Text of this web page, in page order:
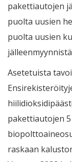
pakettiautojen
puolta uusien
puolta uusien
Asetetuista
pakettiautojen 5
raskaan